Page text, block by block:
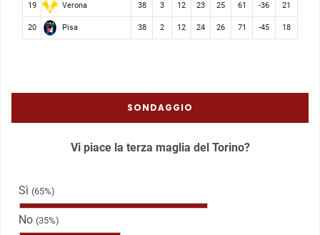
19 Verona 38 3 12 23 25 61 -36 21
20 Pisa 38 2 12 24 26 71 -45 18
SONDAGGIO
Vi piace la terza maglia del Torino?
Sì (65%)
No (35%)